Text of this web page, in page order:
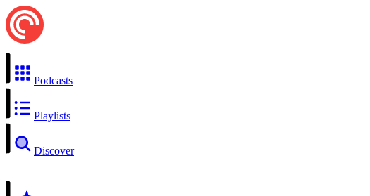
Podcasts
Playlists
Discover